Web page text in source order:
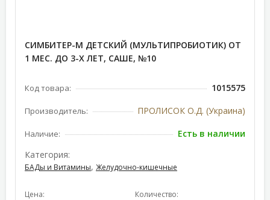
СИМБИТЕР-М ДЕТСКИЙ (МУЛЬТИПРОБИОТИК) ОТ
1 МЕС. ДО 3-Х ЛЕТ, САШЕ, №10
Код товара: 1015575
Производитель: ПРОЛИСОК О.Д. (Украина)
Наличие:
Есть в наличии
Категория:
БАДы и Витамины, Желудочно-кишечные
Цена: Количество: